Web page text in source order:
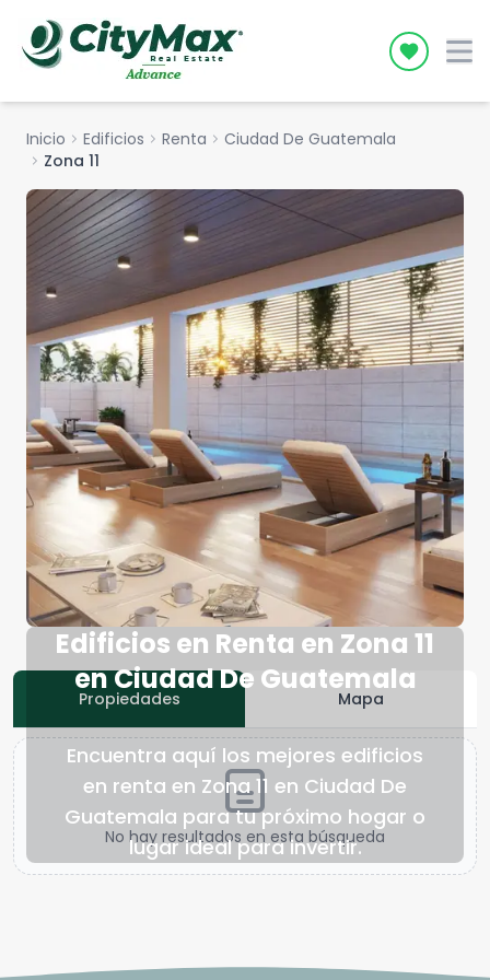
Icon
Inicio chevron_right Edificios chevron_right Renta chevron_right Ciudad De Guatemala
chevron_right Zona 11
Edificios en Renta en Zona 11
en Ciudad De Guatemala
Encuentra aquí los mejores edificios
en renta en Zona 11 en Ciudad De
Guatemala para tu próximo hogar o
lugar ideal para invertir.
Propiedades Mapa
No hay resultados en esta búsqueda